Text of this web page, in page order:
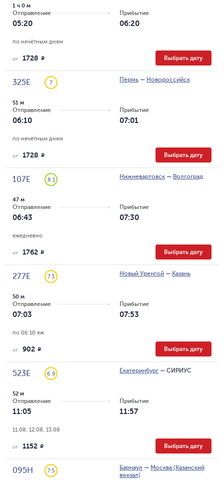
Отправление
05:20
1 ч 0 м
Прибытие
06:20
по нечётным дням
от 1728 R Выбрать дату
325Е 7 Пермь — Новороссийск
Отправление
06:10
51 м
Прибытие
07:01
по нечётным дням
от 1728 R Выбрать дату
107Е 8.1 Нижневартовск — Волгоград
Отправление
06:43
47 м
Прибытие
07:30
ежедневно
от 1762 R Выбрать дату
277Е 7.3 Новый Уренгой — Казань
Отправление
07:03
50 м
Прибытие
07:53
по 06.10 еж
от 902 R Выбрать дату
523Е 6.9 Екатеринбург — СИРИУС
Отправление
11:05
52 м
Прибытие
11:57
11.08, 12.08, 13.08
от 1152 R Выбрать дату
095Н 7.5 Барнаул — Москва (Казанский
вокзал)